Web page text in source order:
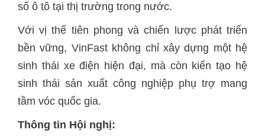
số ô tô tại thị trường trong nước.
Với vị thế tiên phong và chiến lược phát triển
bền vững, VinFast không chỉ xây dựng một hệ
sinh thái xe điện hiện đại, mà còn kiến tạo hệ
sinh thái sản xuất công nghiệp phụ trợ mang
tầm vóc quốc gia.
Thông tin Hội nghị: